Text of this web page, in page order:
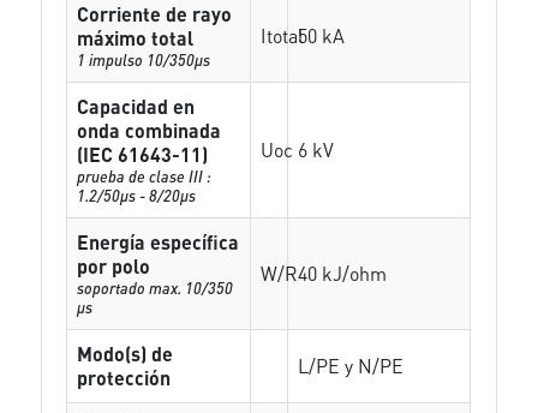
Corriente de rayo
máximo total
1 impulso 10/350µs
Itotal50 kA
Capacidad en
onda combinada
(IEC 61643-11)
prueba de clase III :
1.2/50µs - 8/20µs
Uoc 6 kV
Energía específica
por polo
soportado max. 10/350
µs
W/R40 kJ/ohm
Modo(s) de
protección
L/PE y N/PE